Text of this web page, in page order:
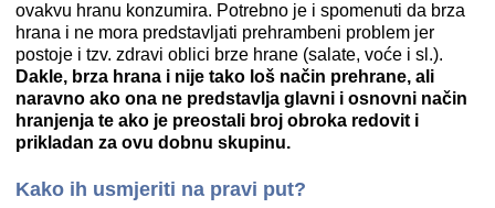
ovakvu hranu konzumira. Potrebno je i spomenuti da brza
hrana i ne mora predstavljati prehrambeni problem jer
postoje i tzv. zdravi oblici brze hrane (salate, voće i sl.).
Dakle, brza hrana i nije tako loš način prehrane, ali
naravno ako ona ne predstavlja glavni i osnovni način
hranjenja te ako je preostali broj obroka redovit i
prikladan za ovu dobnu skupinu.
Kako ih usmjeriti na pravi put?